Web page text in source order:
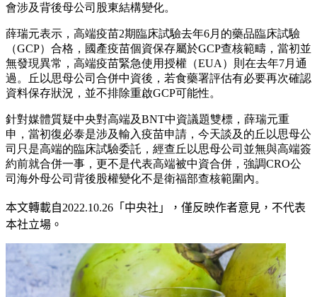
會涉及背後母公司股東結構變化。
薛瑞元表示，高端疫苗2期臨床試驗去年6月的藥品臨床試驗
（GCP）合格，國產疫苗個資保存屬於GCP查核範疇，當初並
無發現異常，高端疫苗緊急使用授權（EUA）則在去年7月通
過。丘以思母公司合併中資後，若食藥署評估有必要再次確認
資料保存狀況，並不排除重啟GCP可能性。
針對媒體質疑中央對高端及BNT中資議題雙標，薛瑞元重
申，當初復必泰是涉及輸入疫苗申請，今天談及的丘以思母公
司只是高端的臨床試驗委託，經查丘以思母公司並無與高端簽
約前就合併一事，更不是代表高端被中資合併，強調CRO公
司海外母公司背後股權變化不是衛福部查核範圍內。
本文轉載自2022.10.26 「中央社」
，僅反映作者意見，不代表
本社立場。